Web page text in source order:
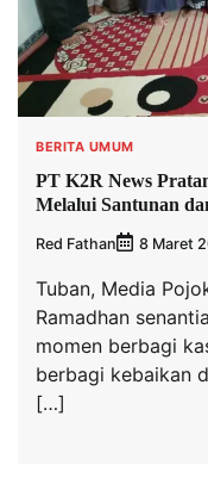
BERITA UMUM
PT K2R News
Melalui Santunan
Red Fathan 8 Maret
Tuban, Media
Ramadhan
momen berbagi
berbagi kebaikan
[…]